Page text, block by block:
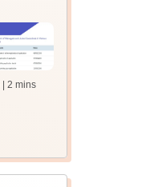
| 2 mins